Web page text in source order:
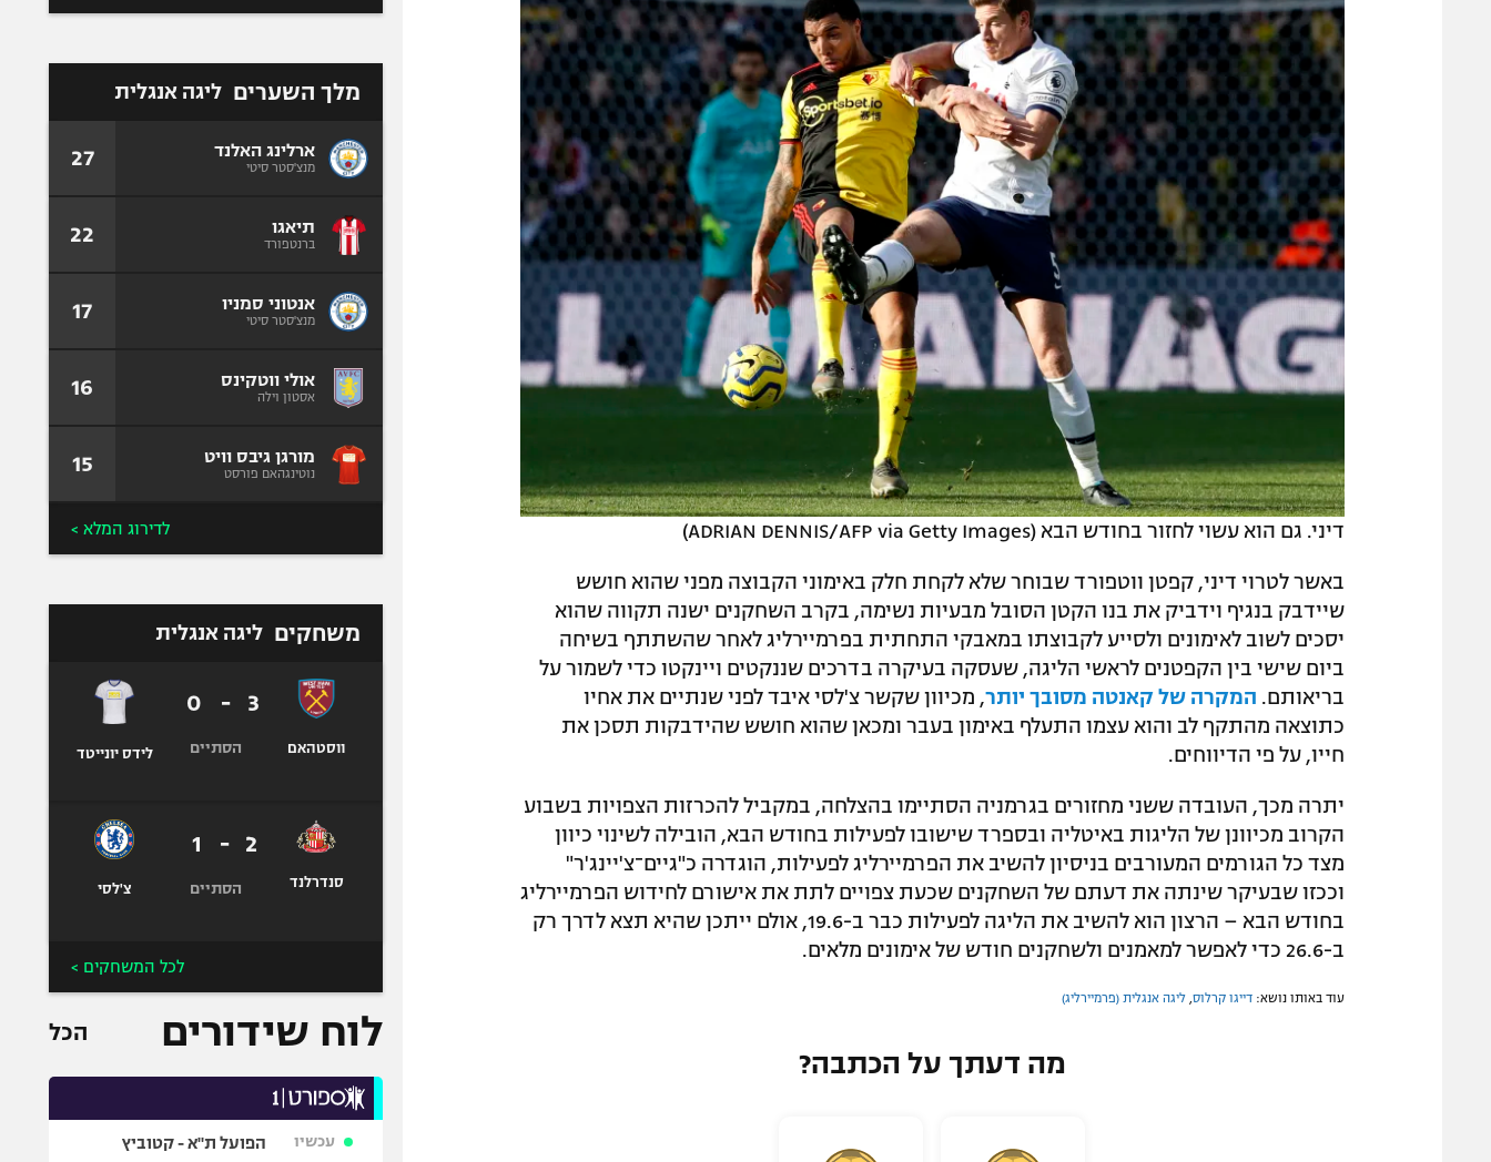
דיני. גם הוא עשוי לחזור בחודש הבא (ADRIAN DENNIS/AFP via Getty Images)
באשר לטרוי דיני, קפטן ווטפורד שבוחר שלא לקחת חלק באימוני הקבוצה מפני שהוא חושש
שיידבק בנגיף וידביק את בנו הקטן הסובל מבעיות נשימה, בקרב השחקנים ישנה תקווה שהוא
יסכים לשוב לאימונים ולסייע לקבוצתו במאבקי התחתית בפרמיירליג לאחר שהשתתף בשיחה
ביום שישי בין הקפטנים לראשי הליגה, שעסקה בעיקרה בדרכים שננקטים ויינקטו כדי לשמור על
בריאותם. המקרה של קאנטה מסובך יותר, מכיוון שקשר צ'לסי איבד לפני שנתיים את אחיו
כתוצאה מהתקף לב והוא עצמו התעלף באימון בעבר ומכאן שהוא חושש שהידבקות תסכן את
חייו, על פי הדיווחים.
יתרה מכך, העובדה ששני מחזורים בגרמניה הסתיימו בהצלחה, במקביל להכרזות הצפויות בשבוע
הקרוב מכיוונן של הליגות באיטליה ובספרד שישובו לפעילות בחודש הבא, הובילה לשינוי כיוון
מצד כל הגורמים המעורבים בניסיון להשיב את הפרמיירליג לפעילות, הוגדרה כ"גיים־צ'יינג'ר"
וככזו שבעיקר שינתה את דעתם של השחקנים שכעת צפויים לתת את אישורם לחידוש הפרמיירליג
בחודש הבא – הרצון הוא להשיב את הליגה לפעילות כבר ב-19.6, אולם ייתכן שהיא תצא לדרך רק
ב-26.6 כדי לאפשר למאמנים ולשחקנים חודש של אימונים מלאים.
עוד באותו נושא: דייגו קרלוס ליגה אנגלית (פרמיירליג)
מה דעתך על הכתבה?
מלך השערים ליגה אנגלית
ארלינג האלנד
מנצ'סטר סיטי 27
תיאגו
ברנטפורד 22
אנטוני סמניו
מנצ'סטר סיטי 17
אולי ווטקינס
אסטון וילה 16
מורגן גיבס וויט
נוטינגהאם פורסט 15
לדירוג המלא >
משחקים ליגה אנגלית
ווסטהאם
3
-
0
הסתיים לידס יונייטד
סנדרלנד
2
-
1
הסתיים צ'לסי
לכל המשחקים >
לוח שידורים הכל
עכשיו הפועל ת"א - קטוביץ